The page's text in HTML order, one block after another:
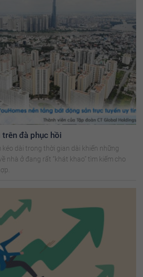
đà phục hồi
dài trong thời gian dài khiến những
nhà ở đang rất “khát khao” tìm kiếm cho